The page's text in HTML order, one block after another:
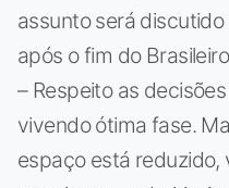
assunto será
após o fim do
– Respeito as
vivendo ótima fase.
espaço está